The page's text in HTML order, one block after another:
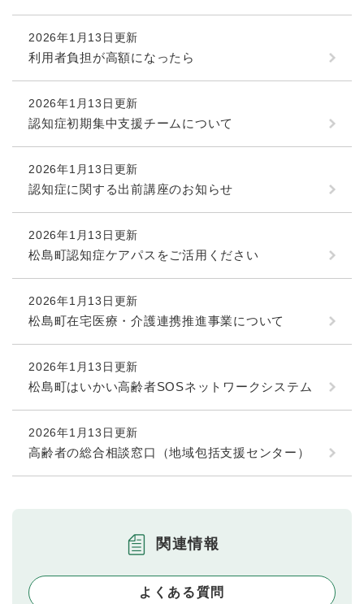
2026年1月13日更新
利用者負担が高額になったら
2026年1月13日更新
認知症初期集中支援チームについて
2026年1月13日更新
認知症に関する出前講座のお知らせ
2026年1月13日更新
松島町認知症ケアパスをご活用ください
2026年1月13日更新
松島町在宅医療・介護連携推進事業について
2026年1月13日更新
松島町はいかい高齢者SOSネットワークシステム
2026年1月13日更新
高齢者の総合相談窓口（地域包括支援センター）
関連情報
よくある質問